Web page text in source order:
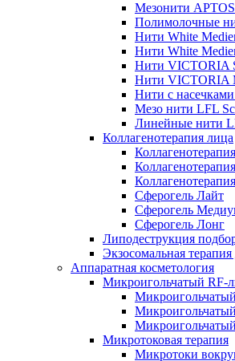
Мезонити APTOS
Полимолочные
Нити White
Нити White
Нити VICTORIA
Нити VICTORIA
Нити с
Мезо нити LFL
Линейные нити
Коллагенотерапия лица
Сферогель Лайт
Сферогель
Сферогель Лонг
Липодеструкция
Экзосомальная
Аппаратная косметология
Микроигольчатый RF-
Микротоковая терапия
Микротоки